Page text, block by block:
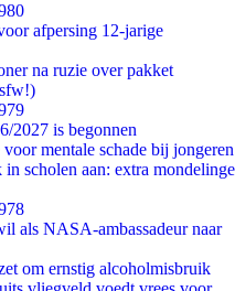
afpersing 12-jarige
na ruzie over pakket
2027 is begonnen
mentale schade bij jongeren
scholen aan: extra mondelinge
als NASA-ambassadeur naar
om ernstig alcoholmisbruik